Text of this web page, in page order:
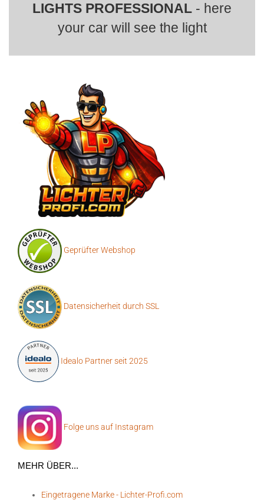
LIGHTS PROFESSIONAL - here
your car will see the light
Geprüfter Webshop
Datensicherheit durch SSL
Idealo Partner seit 2025
Folge uns auf Instagram
MEHR ÜBER...
Eingetragene Marke - Lichter-Profi.com